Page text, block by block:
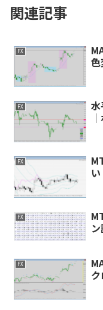
関連記事
FX
色
FX
FX
FX
FX